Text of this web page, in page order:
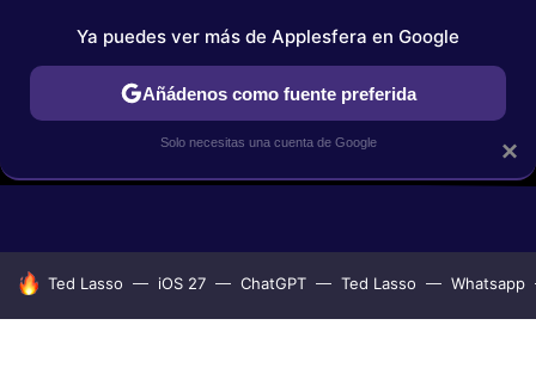
GUÍAS DE COMPRA COMPARATIVAS APPLE VS OTROS
HOY SE HABLA DE
Ted Lasso iOS 27 ChatGPT Ted Lasso Whatsapp
×
Ya puedes ver más de Applesfera en Google
Añádenos como fuente preferida
Solo necesitas una cuenta de Google